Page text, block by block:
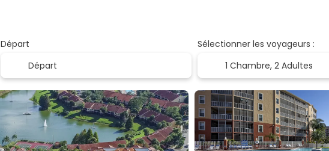
Départ
Sélectionner les voyageurs :
1 Chambre, 2 Adultes